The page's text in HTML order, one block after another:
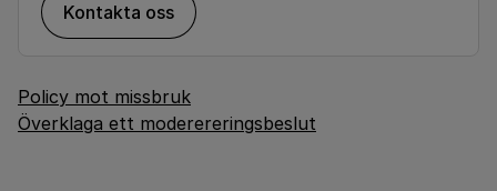
Kontakta oss
Policy mot missbruk
Överklaga ett moderereringsbeslut